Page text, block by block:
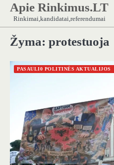
Skip
content
Apie Rinkimus.LT
Rinkimai,kandidatai,referendumai
Žyma: protestuoja
PASAULI0 POLITINĖS AKTUALIJOS